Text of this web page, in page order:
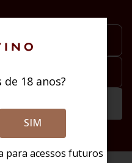
com a nossa política de
18 anos?
SIM
para acessos futuros